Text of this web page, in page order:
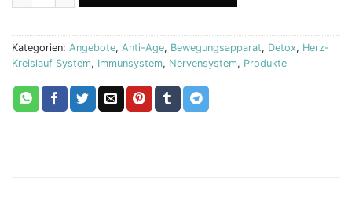
Kategorien: Angebote, Anti-Age, Bewegungsapparat, Detox, Herz-
Kreislauf System, Immunsystem, Nervensystem, Produkte